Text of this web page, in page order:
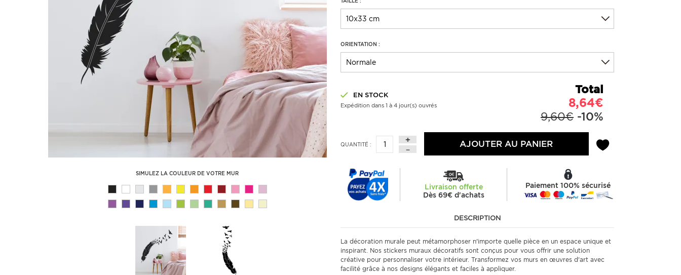
SIMULEZ LA COULEUR DE VOTRE MUR
ORIENTATION :
EN STOCK
Expédition dans 1 à 4 jour(s) ouvrés
Total
8,64€
9,60€ -10%
QUANTITÉ : AJOUTER AU PANIER
Livraison offerte
Dès 69€ d'achats
Paiement 100% sécurisé
DESCRIPTION
La décoration murale peut métamorphoser n'importe quelle pièce en un espace unique et
inspirant. Nos stickers muraux décoratifs sont conçus pour vous offrir une solution
créative pour personnaliser votre intérieur. Transformez vos murs en œuvres d'art avec
facilité grâce à nos designs élégants et faciles à appliquer.